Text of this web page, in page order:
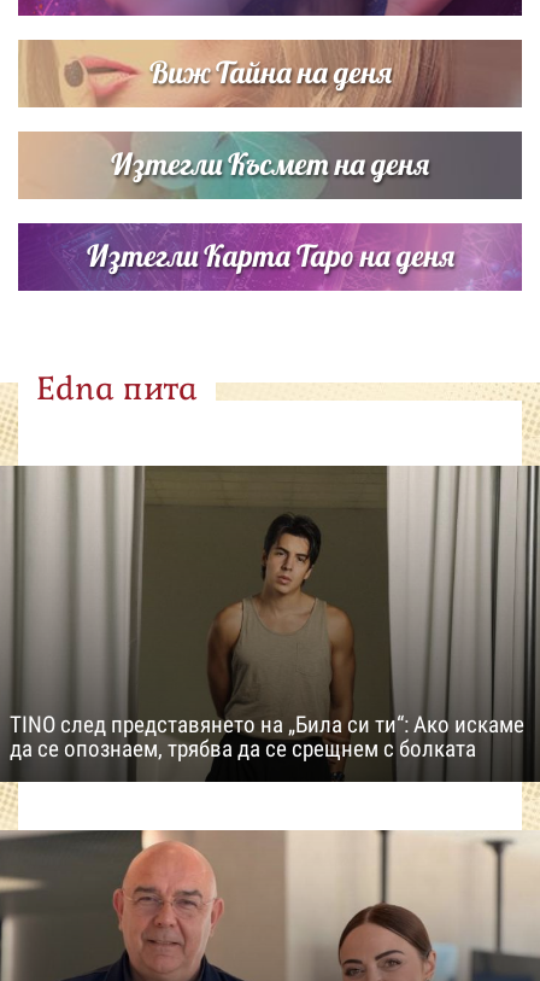
Виж Тайна на деня
Изтегли Късмет на деня
Изтегли Карта Таро на деня
Edna пита
TINO след представянето на „Била си ти“: Ако искаме
да се опознаем, трябва да се срещнем с болката